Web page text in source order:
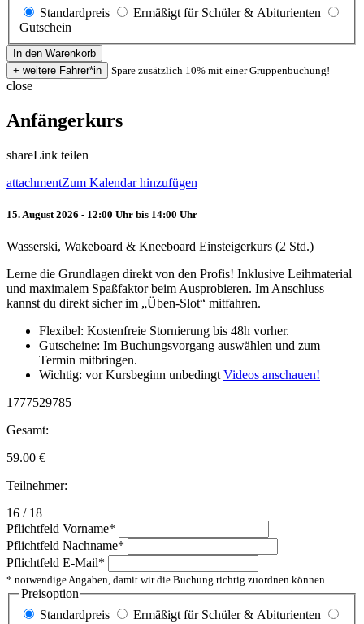
Standardpreis
Ermäßigt für Schüler & Abiturienten
Gutschein
Spare zusätzlich 10% mit einer Gruppenbuchung!
close
Anfängerkurs
shareLink teilen
attachmentZum Kalendar hinzufügen
15. August 2026 - 12:00 Uhr bis 14:00 Uhr
Wasserski, Wakeboard & Kneeboard Einsteigerkurs (2 Std.)
Lerne die Grundlagen direkt von den Profis! Inklusive Leihmaterial
und maximalem Spaßfaktor beim Ausprobieren. Im Anschluss
kannst du direkt sicher im „Üben-Slot“ mitfahren.
Flexibel: Kostenfreie Stornierung bis 48h vorher.
Gutscheine: Im Buchungsvorgang auswählen und zum
Termin mitbringen.
Wichtig: vor Kursbeginn unbedingt Videos anschauen!
1777529785
Gesamt:
59.00 €
Teilnehmer:
16 / 18
Pflichtfeld Vorname*
Pflichtfeld Nachname*
Pflichtfeld E-Mail*
* notwendige Angaben, damit wir die Buchung richtig zuordnen können
Preisoption
Standardpreis
Ermäßigt für Schüler & Abiturienten